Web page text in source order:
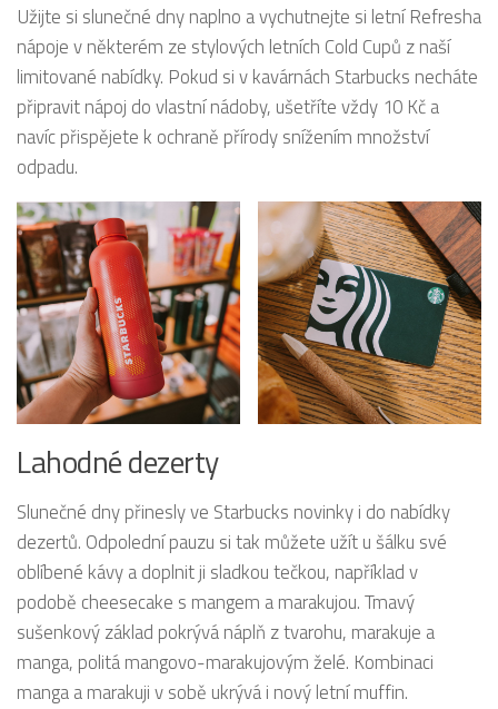
Užijte si slunečné dny naplno a vychutnejte si letní Refresha
nápoje v některém ze stylových letních Cold Cupů z naší
limitované nabídky. Pokud si v kavárnách Starbucks necháte
připravit nápoj do vlastní nádoby, ušetříte vždy 10 Kč a
navíc přispějete k ochraně přírody snížením množství
odpadu.
Lahodné dezerty
Slunečné dny přinesly ve Starbucks novinky i do nabídky
dezertů. Odpolední pauzu si tak můžete užít u šálku své
oblíbené kávy a doplnit ji sladkou tečkou, například v
podobě cheesecake s mangem a marakujou. Tmavý
sušenkový základ pokrývá náplň z tvarohu, marakuje a
manga, politá mangovo-marakujovým želé. Kombinaci
manga a marakuji v sobě ukrývá i nový letní muffin.